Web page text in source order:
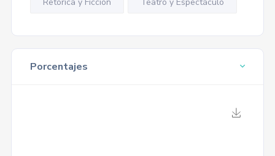
Porcentajes